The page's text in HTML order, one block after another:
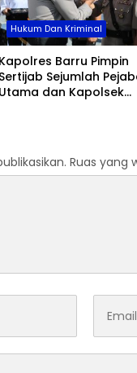
Hukum Dan Kriminal
Kapolres Barru Pimpin
Sertijab Sejumlah
Utama dan Kapolsek
Ruas yang